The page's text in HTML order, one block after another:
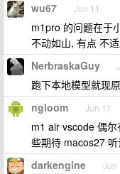
wu67 Jun 11
m1pro 的问题在于
不动如山, 有点 不
NerbraskaGuy
跑下本地模型就现
ngloom Jun 11
m1 air vscode 偶
些期待 macos27 听
darkengine Jun